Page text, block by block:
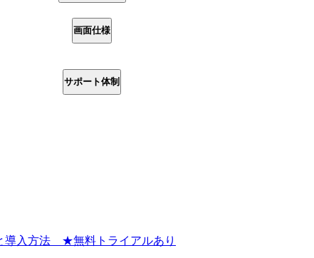
画面仕様
サポート体制
導入方法 ★無料トライアルあり